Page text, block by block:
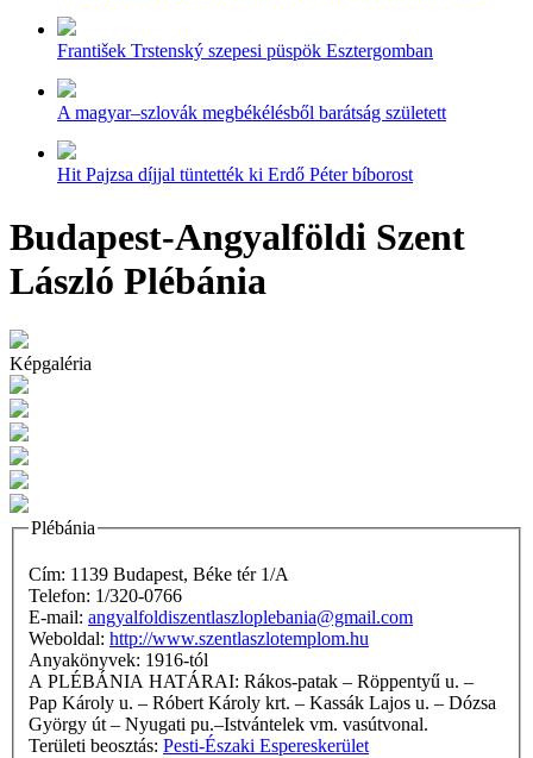
František Trstenský szepesi püspök Esztergomban
A magyar–szlovák megbékélésből barátság született
Hit Pajzsa díjjal tüntették ki Erdő Péter bíborost
Budapest-Angyalföldi Szent
László Plébánia
Képgaléria
Plébánia
Cím: 1139 Budapest, Béke tér 1/A
Telefon: 1/320-0766
E-mail: angyalfoldiszentlaszloplebania@gmail.com
Weboldal: http://www.szentlaszlotemplom.hu
Anyakönyvek: 1916-tól
A PLÉBÁNIA HATÁRAI: Rákos-patak – Röppentyű u. –
Pap Károly u. – Róbert Károly krt. – Kassák Lajos u. – Dózsa
György út – Nyugati pu.–Istvántelek vm. vasútvonal.
Területi beosztás: Pesti-Északi Espereskerület